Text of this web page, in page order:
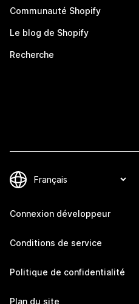
Communauté Shopify
Le blog de Shopify
Recherche
Connexion développeur
Conditions de service
Politique de confidentialité
Plan du site